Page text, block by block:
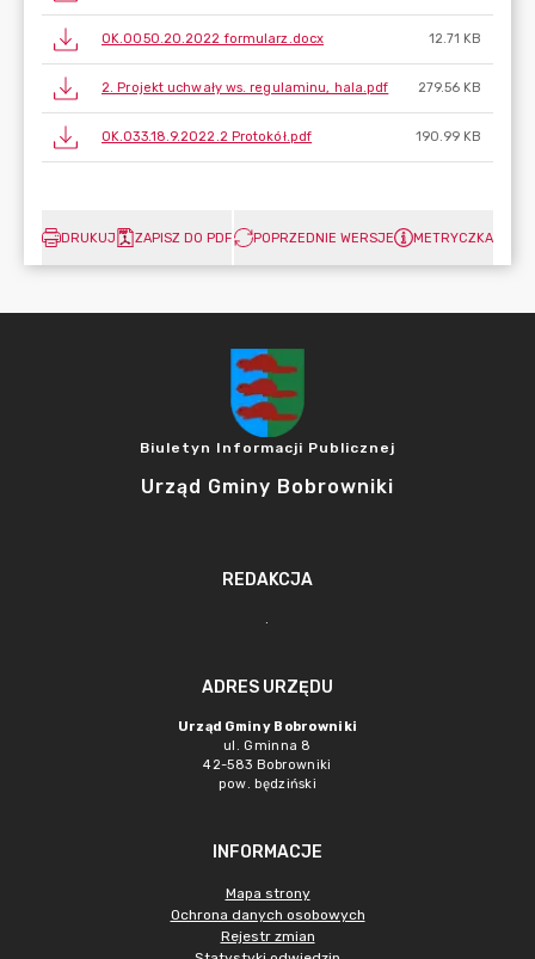
OK.0050.20.2022 formularz.docx 12.71 KB
2. Projekt uchwały ws. regulaminu, hala.pdf 279.56 KB
OK.033.18.9.2022.2 Protokół.pdf 190.99 KB
DRUKUJ ZAPISZ DO PDF POPRZEDNIE WERSJE METRYCZKA
Biuletyn Informacji Publicznej
Urząd Gminy Bobrowniki
REDAKCJA
.
ADRES URZĘDU
Urząd Gminy Bobrowniki
ul. Gminna 8
42-583 Bobrowniki
pow. będziński
INFORMACJE
Mapa strony
Ochrona danych osobowych
Rejestr zmian